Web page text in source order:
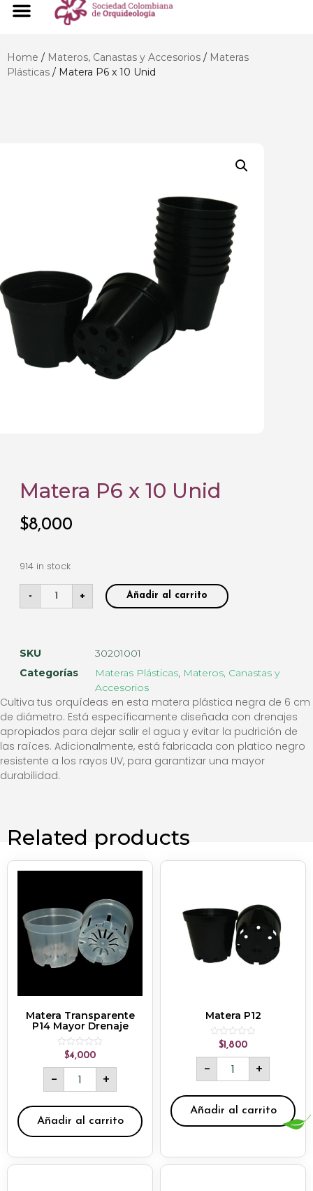
Home / Materos, Canastas y Accesorios / Materas
Plásticas / Matera P6 x 10 Unid
Matera P6 x 10 Unid
$8,000
914 in stock
- + Añadir al carrito
SKU
30201001
Categorías
Materas Plásticas, Materos, Canastas y
Accesorios
Cultiva tus orquídeas en esta matera plástica negra de 6 cm
de diámetro. Está específicamente diseñada con drenajes
apropiados para dejar salir el agua y evitar la pudrición de
las raíces. Adicionalmente, está fabricada con platico negro
resistente a los rayos UV, para garantizar una mayor
durabilidad.
Related products
Matera Transparente
P14 Mayor Drenaje
Rated
out
$4,000
- +
Añadir al carrito
Matera P12
Rated
out
$1,800
- +
Añadir al carrito